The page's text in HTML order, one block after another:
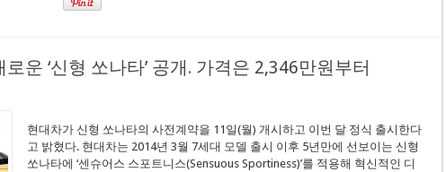
운 ‘신형 쏘나타’ 공개. 가격은 2,346만원부터
현대차가 신형 쏘나타의 사전계약을 11일(월) 개시하고 이번 달 정식 출시한다
고 밝혔다. 현대차는 2014년 3월 7세대 모델 출시 이후 5년만에 선보이는 신형
쏘나타에 ‘센슈어스 스포트니스(Sensuous Sportiness)’를 적용해 혁신적인 디